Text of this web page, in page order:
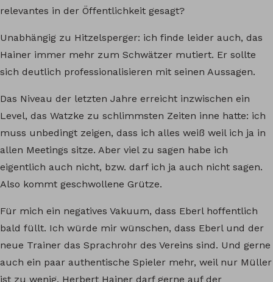
relevantes in der Öffentlichkeit gesagt?
Unabhängig zu Hitzelsperger: ich finde leider auch, das
Hainer immer mehr zum Schwätzer mutiert. Er sollte
sich deutlich professionalisieren mit seinen Aussagen.
Das Niveau der letzten Jahre erreicht inzwischen ein
Level, das Watzke zu schlimmsten Zeiten inne hatte: ich
muss unbedingt zeigen, dass ich alles weiß weil ich ja in
allen Meetings sitze. Aber viel zu sagen habe ich
eigentlich auch nicht, bzw. darf ich ja auch nicht sagen.
Also kommt geschwollene Grütze.
Für mich ein negatives Vakuum, dass Eberl hoffentlich
bald füllt. Ich würde mir wünschen, dass Eberl und der
neue Trainer das Sprachrohr des Vereins sind. Und gerne
auch ein paar authentische Spieler mehr, weil nur Müller
ist zu wenig. Herbert Hainer darf gerne auf der